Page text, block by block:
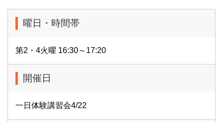
曜日・時間帯
第2・4火曜 16:30～17:20
開催日
一日体験講習会4/22